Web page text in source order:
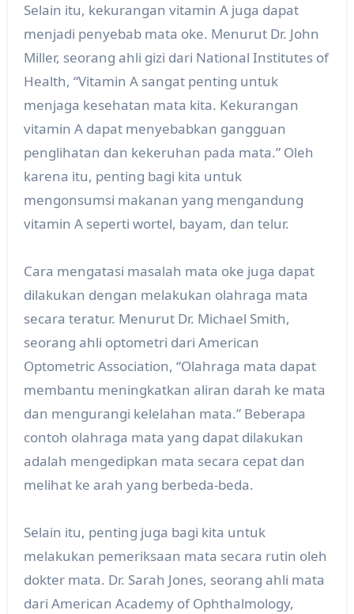
Selain itu, kekurangan vitamin A juga dapat
menjadi penyebab mata oke. Menurut Dr. John
Miller, seorang ahli gizi dari National Institutes of
Health, “Vitamin A sangat penting untuk
menjaga kesehatan mata kita. Kekurangan
vitamin A dapat menyebabkan gangguan
penglihatan dan kekeruhan pada mata.” Oleh
karena itu, penting bagi kita untuk
mengonsumsi makanan yang mengandung
vitamin A seperti wortel, bayam, dan telur.
Cara mengatasi masalah mata oke juga dapat
dilakukan dengan melakukan olahraga mata
secara teratur. Menurut Dr. Michael Smith,
seorang ahli optometri dari American
Optometric Association, “Olahraga mata dapat
membantu meningkatkan aliran darah ke mata
dan mengurangi kelelahan mata.” Beberapa
contoh olahraga mata yang dapat dilakukan
adalah mengedipkan mata secara cepat dan
melihat ke arah yang berbeda-beda.
Selain itu, penting juga bagi kita untuk
melakukan pemeriksaan mata secara rutin oleh
dokter mata. Dr. Sarah Jones, seorang ahli mata
dari American Academy of Ophthalmology,